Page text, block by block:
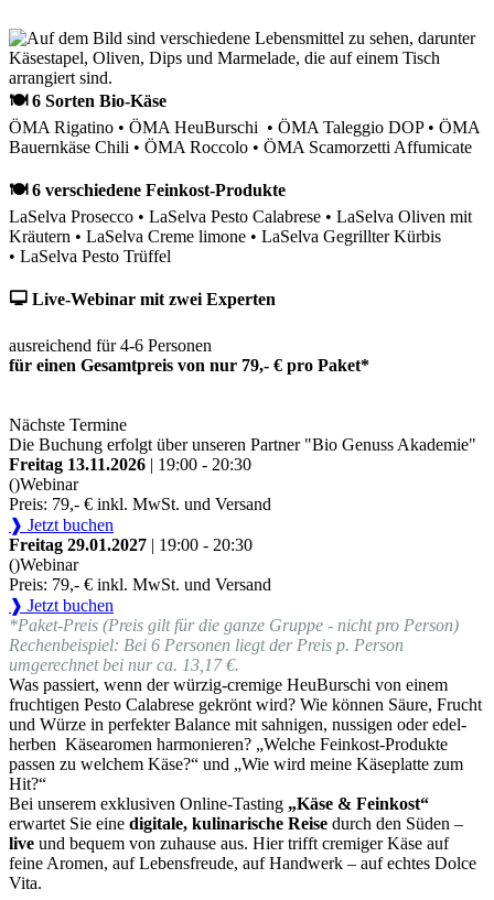
🍽 6 Sorten Bio-Käse
ÖMA Rigatino • ÖMA HeuBurschi • ÖMA Taleggio DOP • ÖMA
Bauernkäse Chili • ÖMA Roccolo • ÖMA Scamorzetti Affumicate
🍽 6 verschiedene Feinkost-Produkte
LaSelva Prosecco • LaSelva Pesto Calabrese • LaSelva Oliven mit
Kräutern • LaSelva Creme limone • LaSelva Gegrillter Kürbis
• LaSelva Pesto Trüffel
🖵 Live-Webinar mit zwei Experten
ausreichend für 4-6 Personen
für einen Gesamtpreis von nur 79,- € pro Paket*
Nächste Termine
Die Buchung erfolgt über unseren Partner "Bio Genuss Akademie"
Freitag 13.11.2026 | 19:00 - 20:30
()Webinar
Preis: 79,- € inkl. MwSt. und Versand
❱ Jetzt buchen
Freitag 29.01.2027 | 19:00 - 20:30
()Webinar
Preis: 79,- € inkl. MwSt. und Versand
❱ Jetzt buchen
*Paket-Preis (Preis gilt für die ganze Gruppe - nicht pro Person)
Rechenbeispiel: Bei 6 Personen liegt der Preis p. Person
umgerechnet bei nur ca. 13,17 €.
Was passiert, wenn der würzig-cremige HeuBurschi von einem
fruchtigen Pesto Calabrese gekrönt wird? Wie können Säure, Frucht
und Würze in perfekter Balance mit sahnigen, nussigen oder edel-
herben Käsearomen harmonieren? „Welche Feinkost-Produkte
passen zu welchem Käse?“ und „Wie wird meine Käseplatte zum
Hit?“
Bei unserem exklusiven Online-Tasting „Käse & Feinkost“
erwartet Sie eine digitale, kulinarische Reise durch den Süden –
live und bequem von zuhause aus. Hier trifft cremiger Käse auf
feine Aromen, auf Lebensfreude, auf Handwerk – auf echtes Dolce
Vita.